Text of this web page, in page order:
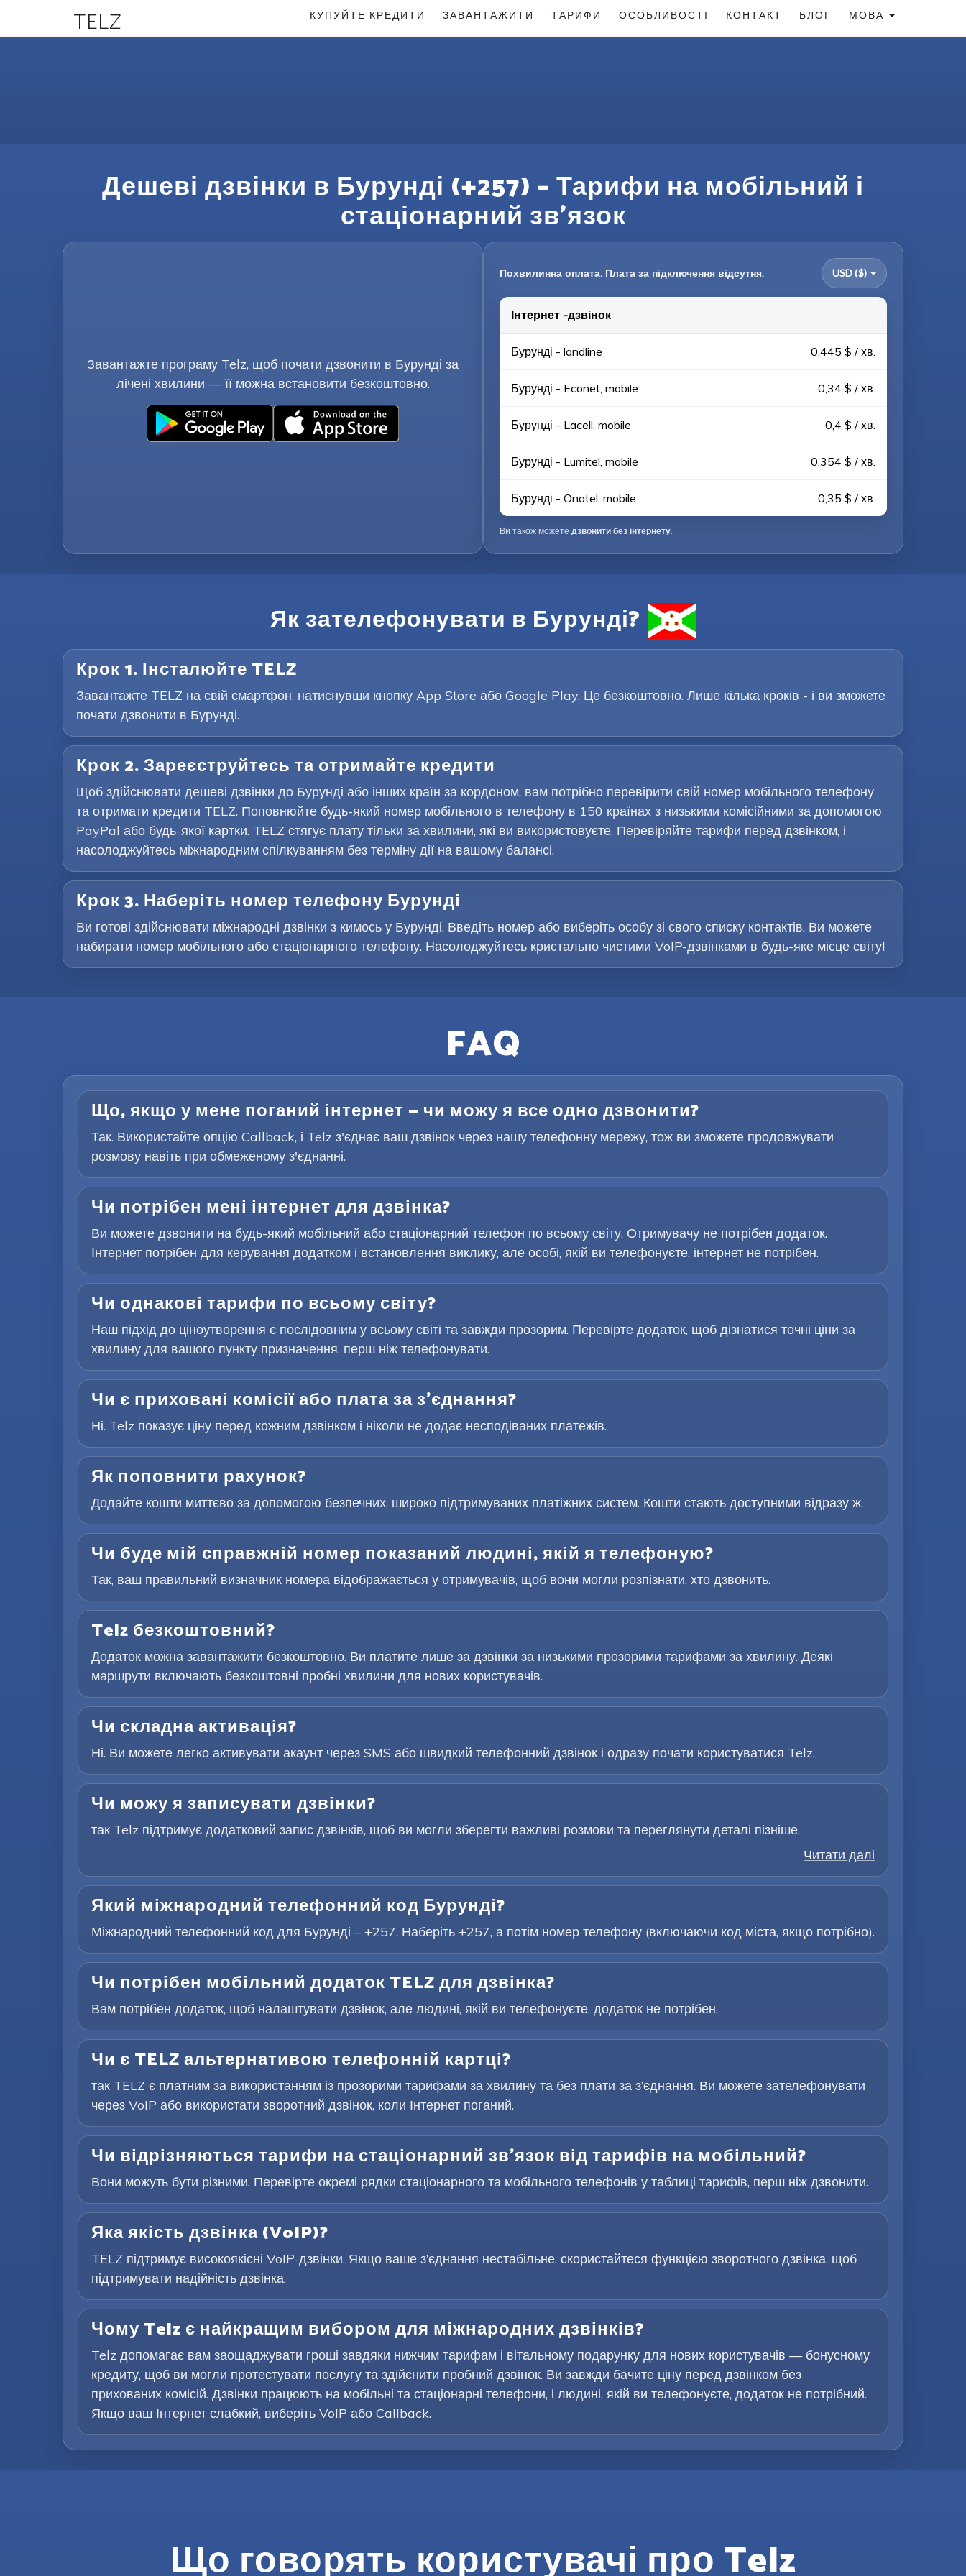
TELZ КУПУЙТЕ КРЕДИТИ ЗАВАНТАЖИТИ ТАРИФИ ОСОБЛИВОСТІ КОНТАКТ БЛОГ МОВА
Дешеві дзвінки в Бурунді (+257) – Тарифи на мобільний і
стаціонарний зв’язок
Завантажте програму Telz, щоб почати дзвонити в Бурунді за
лічені хвилини — її можна встановити безкоштовно.
Похвилинна оплата. Плата за підключення відсутня. USD ($)
Інтернет -дзвінок
Бурунді - landline 0,445 $ / хв.
Бурунді - Econet, mobile 0,34 $ / хв.
Бурунді - Lacell, mobile 0,4 $ / хв.
Бурунді - Lumitel, mobile 0,354 $ / хв.
Бурунді - Onatel, mobile 0,35 $ / хв.
Ви також можете дзвонити без інтернету.
Як зателефонувати в Бурунді?
Крок 1. Інсталюйте TELZ
Завантажте TELZ на свій смартфон, натиснувши кнопку App Store або Google Play. Це безкоштовно. Лише кілька кроків - і ви зможете
почати дзвонити в Бурунді.
Крок 2. Зареєструйтесь та отримайте кредити
Щоб здійснювати дешеві дзвінки до Бурунді або інших країн за кордоном, вам потрібно перевірити свій номер мобільного телефону
та отримати кредити TELZ. Поповнюйте будь-який номер мобільного в телефону в 150 країнах з низькими комісійними за допомогою
PayPal або будь-якої картки. TELZ стягує плату тільки за хвилини, які ви використовуєте. Перевіряйте тарифи перед дзвінком, і
насолоджуйтесь міжнародним спілкуванням без терміну дії на вашому балансі.
Крок 3. Наберіть номер телефону Бурунді
Ви готові здійснювати міжнародні дзвінки з кимось у Бурунді. Введіть номер або виберіть особу зі свого списку контактів. Ви можете
набирати номер мобільного або стаціонарного телефону. Насолоджуйтесь кристально чистими VoIP-дзвінками в будь-яке місце світу!
FAQ
Що, якщо у мене поганий інтернет — чи можу я все одно дзвонити?
Так. Використайте опцію Callback, і Telz з'єднає ваш дзвінок через нашу телефонну мережу, тож ви зможете продовжувати
розмову навіть при обмеженому з'єднанні.
Чи потрібен мені інтернет для дзвінка?
Ви можете дзвонити на будь-який мобільний або стаціонарний телефон по всьому світу. Отримувачу не потрібен додаток.
Інтернет потрібен для керування додатком і встановлення виклику, але особі, якій ви телефонуєте, інтернет не потрібен.
Чи однакові тарифи по всьому світу?
Наш підхід до ціноутворення є послідовним у всьому світі та завжди прозорим. Перевірте додаток, щоб дізнатися точні ціни за
хвилину для вашого пункту призначення, перш ніж телефонувати.
Чи є приховані комісії або плата за з’єднання?
Ні. Telz показує ціну перед кожним дзвінком і ніколи не додає несподіваних платежів.
Як поповнити рахунок?
Додайте кошти миттєво за допомогою безпечних, широко підтримуваних платіжних систем. Кошти стають доступними відразу ж.
Чи буде мій справжній номер показаний людині, якій я телефоную?
Так, ваш правильний визначник номера відображається у отримувачів, щоб вони могли розпізнати, хто дзвонить.
Telz безкоштовний?
Додаток можна завантажити безкоштовно. Ви платите лише за дзвінки за низькими прозорими тарифами за хвилину. Деякі
маршрути включають безкоштовні пробні хвилини для нових користувачів.
Чи складна активація?
Ні. Ви можете легко активувати акаунт через SMS або швидкий телефонний дзвінок і одразу почати користуватися Telz.
Чи можу я записувати дзвінки?
так Telz підтримує додатковий запис дзвінків, щоб ви могли зберегти важливі розмови та переглянути деталі пізніше.
Читати далі
Який міжнародний телефонний код Бурунді?
Міжнародний телефонний код для Бурунді – +257. Наберіть +257, а потім номер телефону (включаючи код міста, якщо потрібно).
Чи потрібен мобільний додаток TELZ для дзвінка?
Вам потрібен додаток, щоб налаштувати дзвінок, але людині, якій ви телефонуєте, додаток не потрібен.
Чи є TELZ альтернативою телефонній картці?
так TELZ є платним за використанням із прозорими тарифами за хвилину та без плати за з’єднання. Ви можете зателефонувати
через VoIP або використати зворотний дзвінок, коли Інтернет поганий.
Чи відрізняються тарифи на стаціонарний зв’язок від тарифів на мобільний?
Вони можуть бути різними. Перевірте окремі рядки стаціонарного та мобільного телефонів у таблиці тарифів, перш ніж дзвонити.
Яка якість дзвінка (VoIP)?
TELZ підтримує високоякісні VoIP-дзвінки. Якщо ваше з’єднання нестабільне, скористайтеся функцією зворотного дзвінка, щоб
підтримувати надійність дзвінка.
Чому Telz є найкращим вибором для міжнародних дзвінків?
Telz допомагає вам заощаджувати гроші завдяки нижчим тарифам і вітальному подарунку для нових користувачів — бонусному
кредиту, щоб ви могли протестувати послугу та здійснити пробний дзвінок. Ви завжди бачите ціну перед дзвінком без
прихованих комісій. Дзвінки працюють на мобільні та стаціонарні телефони, і людині, якій ви телефонуєте, додаток не потрібний.
Якщо ваш Інтернет слабкий, виберіть VoIP або Callback.
Що говорять користувачі про Telz